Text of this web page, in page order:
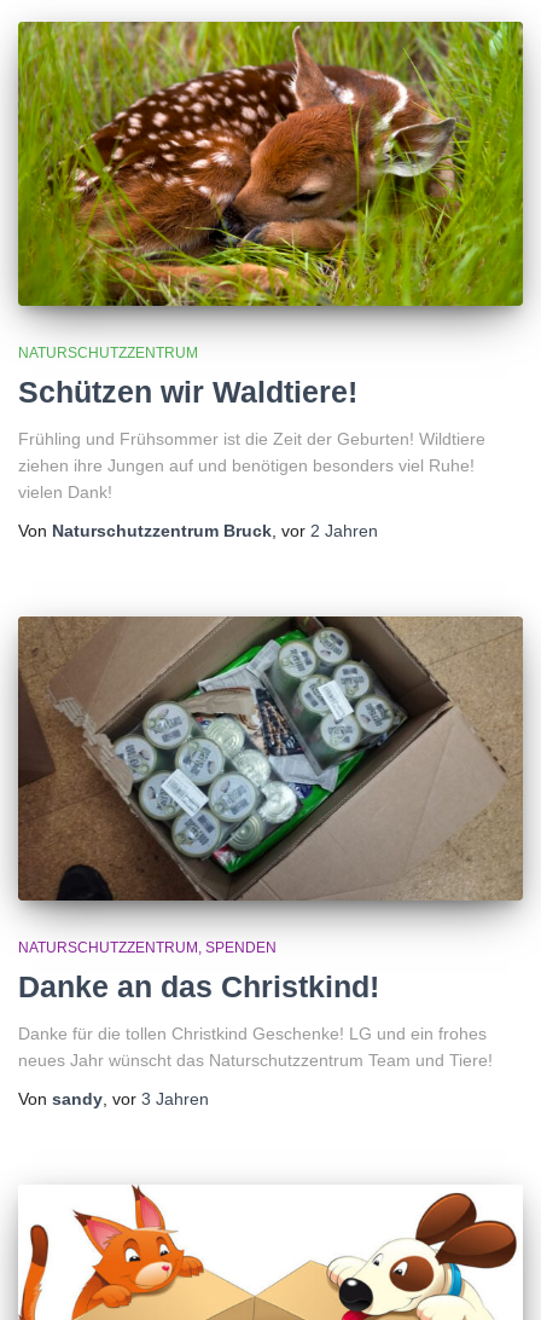
NATURSCHUTZZENTRUM
Schützen wir Waldtiere!
Frühling und Frühsommer ist die Zeit der Geburten! Wildtiere
ziehen ihre Jungen auf und benötigen besonders viel Ruhe!
vielen Dank!
Von Naturschutzzentrum Bruck , vor 2 Jahren
NATURSCHUTZZENTRUM SPENDEN
Danke an das Christkind!
Danke für die tollen Christkind Geschenke! LG und ein frohes
neues Jahr wünscht das Naturschutzzentrum Team und Tiere!
Von sandy, vor 3 Jahren